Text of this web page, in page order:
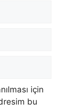
için
bu